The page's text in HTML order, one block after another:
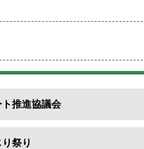
推進協議会
祭り